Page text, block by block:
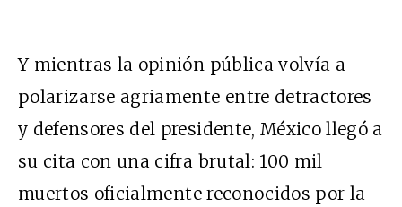
Y mientras la opinión pública volvía a
polarizarse agriamente entre detractores
y defensores del presidente, México llegó a
su cita con una cifra brutal: 100 mil
muertos oficialmente reconocidos por la